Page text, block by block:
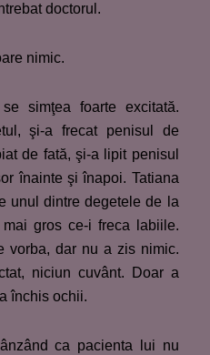
doctorul.
nimic.
simţea foarte excitată.
şi-a frecat penisul de
de fată, şi-a lipit penisul
înainte şi înapoi. Tatiana
unul dintre degetele de la
gros ce-i freca labiile.
vorba, dar nu a zis nimic.
niciun cuvânt. Doar a
închis ochii.
ca pacienta lui nu